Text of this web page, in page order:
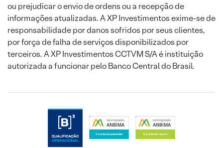
ou prejudicar o envio de ordens ou a recepção de
informações atualizadas. A XP Investimentos exime-se de
responsabilidade por danos sofridos por seus clientes,
por força de falha de serviços disponibilizados por
terceiros. A XP Investimentos CCTVM S/A é instituição
autorizada a funcionar pelo Banco Central do Brasil.